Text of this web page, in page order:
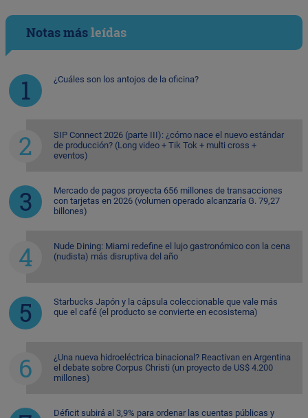
Notas másleídas
¿Cuáles son los antojos de la oficina?
SIP Connect 2026 (parte III): ¿cómo nace el nuevo estándar
de producción? (Long video + Tik Tok + multi cross +
eventos)
Mercado de pagos proyecta 656 millones de transacciones
con tarjetas en 2026 (volumen operado alcanzaría G. 79,27
billones)
Nude Dining: Miami redefine el lujo gastronómico con la cena
(nudista) más disruptiva del año
Starbucks Japón y la cápsula coleccionable que vale más
que el café (el producto se convierte en ecosistema)
¿Una nueva hidroeléctrica binacional? Reactivan en Argentina
el debate sobre Corpus Christi (un proyecto de US$ 4.200
millones)
Déficit subirá al 3,9% para ordenar las cuentas públicas y